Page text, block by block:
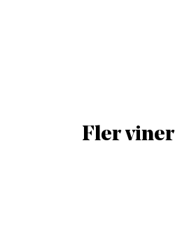
Fler viner